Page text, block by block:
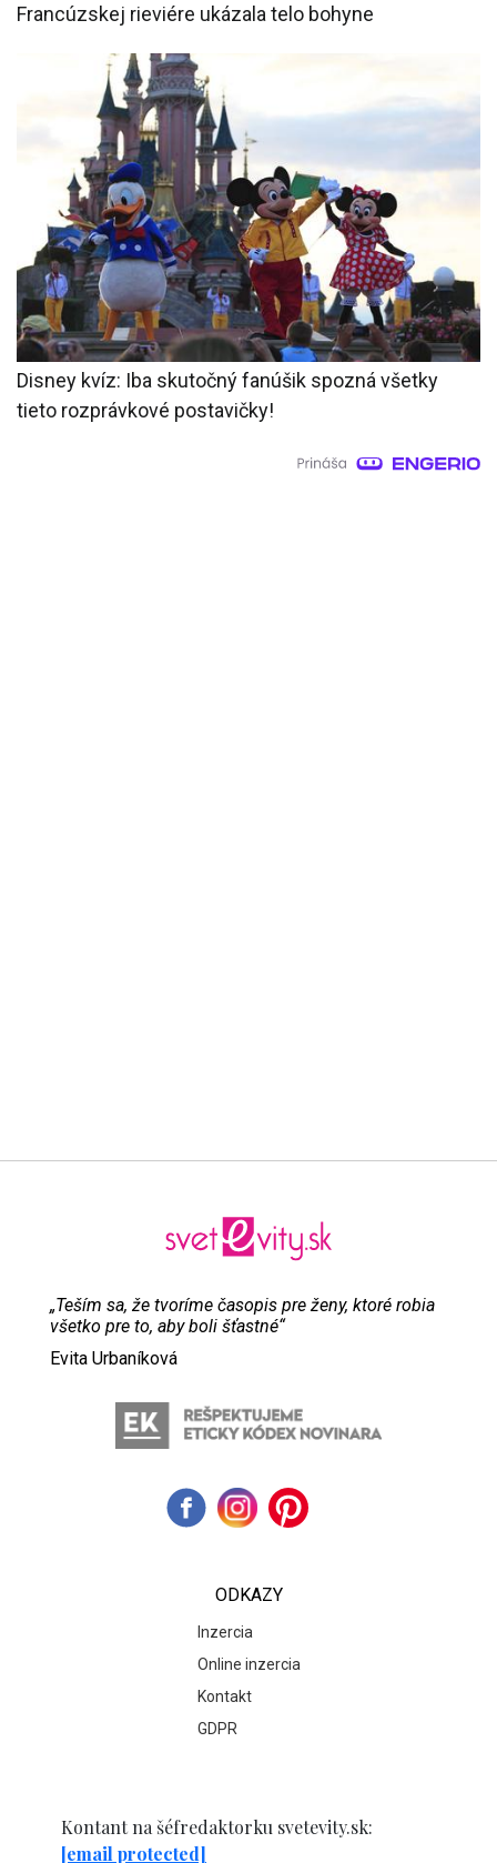
Francúzskej rieviére ukázala telo bohyne
Disney kvíz: Iba skutočný fanúšik spozná všetky
tieto rozprávkové postavičky!
„Teším sa, že tvoríme časopis pre ženy, ktoré robia
všetko pre to, aby boli šťastné“
Evita Urbaníková
ODKAZY
Inzercia
Online inzercia
Kontakt
GDPR
Kontant na šéfredaktorku svetevity.sk:
[email protected]